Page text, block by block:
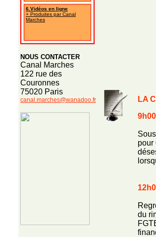
6.Vidéos en ligne
+ Produites par Canal
Marches
NOUS CONTACTER
Canal Marches
122 rue des
Couronnes
75020 Paris
canal.marches@wanadoo.fr
LA
pour
du